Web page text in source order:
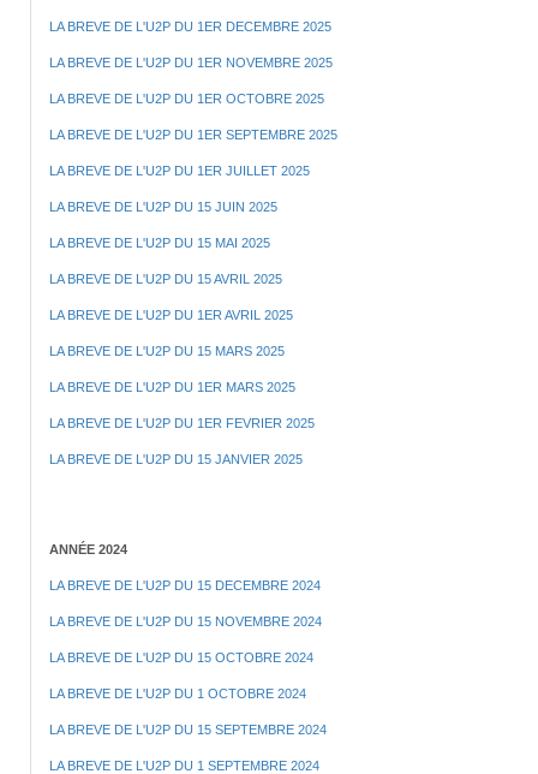
LA BREVE DE L'U2P DU 1ER DECEMBRE 2025
LA BREVE DE L'U2P DU 1ER NOVEMBRE 2025
LA BREVE DE L'U2P DU 1ER OCTOBRE 2025
LA BREVE DE L'U2P DU 1ER SEPTEMBRE 2025
LA BREVE DE L'U2P DU 1ER JUILLET 2025
LA BREVE DE L'U2P DU 15 JUIN 2025
LA BREVE DE L'U2P DU 15 MAI 2025
LA BREVE DE L'U2P DU 15 AVRIL 2025
LA BREVE DE L'U2P DU 1ER AVRIL 2025
LA BREVE DE L'U2P DU 15 MARS 2025
LA BREVE DE L'U2P DU 1ER MARS 2025
LA BREVE DE L'U2P DU 1ER FEVRIER 2025
LA BREVE DE L'U2P DU 15 JANVIER 2025
ANNÉE 2024
LA BREVE DE L'U2P DU 15 DECEMBRE 2024
LA BREVE DE L'U2P DU 15 NOVEMBRE 2024
LA BREVE DE L'U2P DU 15 OCTOBRE 2024
LA BREVE DE L'U2P DU 1 OCTOBRE 2024
LA BREVE DE L'U2P DU 15 SEPTEMBRE 2024
LA BREVE DE L'U2P DU 1 SEPTEMBRE 2024